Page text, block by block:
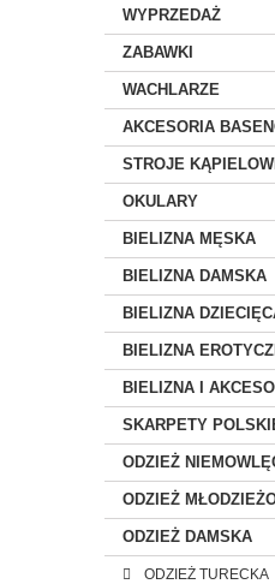
WYPRZEDAŻ
ZABAWKI
WACHLARZE
AKCESORIA
STROJE
OKULARY
BIELIZNA MĘSKA
BIELIZNA DAMSKA
BIELIZNA
BIELIZNA
BIELIZNA I
SKARPETY
ODZIEŻ
ODZIEŻ
ODZIEŻ DAMSKA
ODZIEŻ TURECKA